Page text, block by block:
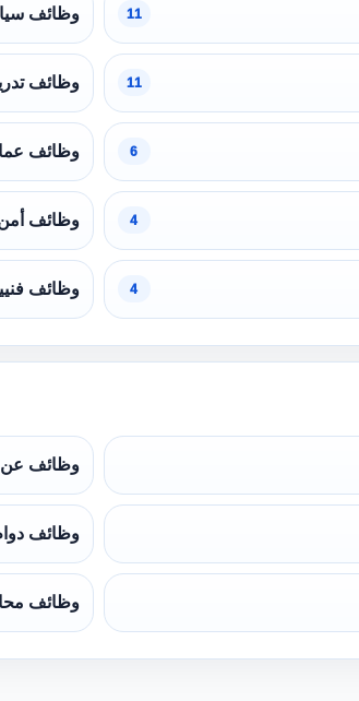
11 وظائف
11 وظائف
6 وظائف
4 وظائف
4 وظائف
وظائف عن
وظائف
وظائف